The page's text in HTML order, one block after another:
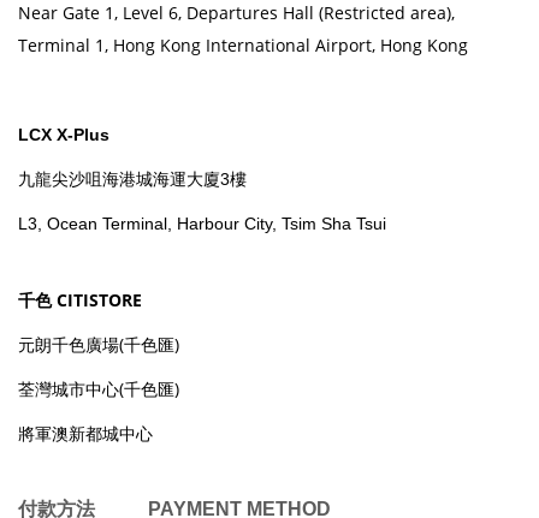
Near Gate 1, Level 6, Departures Hall (Restricted area),
Terminal 1, Hong Kong International Airport, Hong Kong
LCX X-Plus
九龍尖沙咀海港城海運大廈3樓
L3, Ocean Terminal, Harbour City, Tsim Sha Tsui
千色 CITISTORE
元朗千色廣場(千色匯)
荃灣城市中心(千色匯)
將軍澳新都城中心
付款方法 PAYMENT METHOD